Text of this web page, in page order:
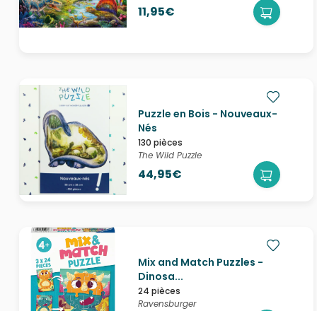
11,95€
Puzzle en Bois - Nouveaux-
Nés
130 pièces
The Wild Puzzle
44,95€
Mix and Match Puzzles -
Dinosa...
24 pièces
Ravensburger